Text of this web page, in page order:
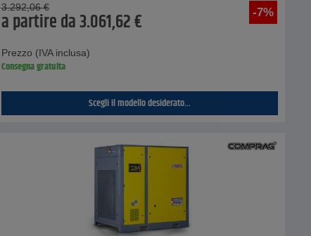
-7%
3.292,06 €
a partire da3.061,62€
Prezzo (IVA inclusa)
Consegna gratuita
Scegli il modello desiderato...